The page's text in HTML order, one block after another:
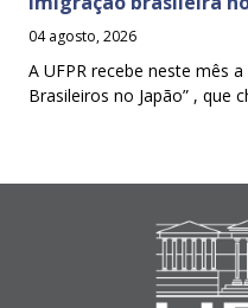
04 agosto, 2026
A UFPR recebe neste mês
Brasileiros no Japão” , que